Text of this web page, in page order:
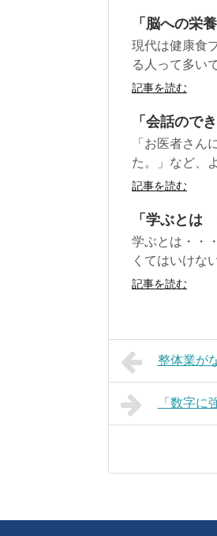
「脳への栄
現代は健康食
る人って多い
記事を読む
「会話ので
「お医者さ
た。」など、
記事を読む
「学ぶとは
学ぶとは・・
くてはいけな
記事を読む
整体業が
「数字に